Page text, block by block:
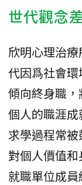
世代觀念
欣明心理治
代因爲社會
傾向終身職，
個人的職涯
求學過程常
對個人價值
就職單位成